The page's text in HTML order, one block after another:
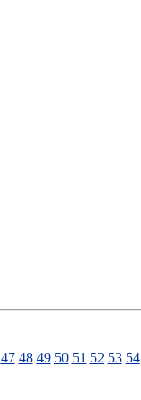
47 48 49 50 51 52 53 54